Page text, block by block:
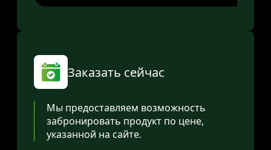
Заказать сейчас
Мы предоставляем возможность
забронировать продукт по цене,
указанной на сайте.